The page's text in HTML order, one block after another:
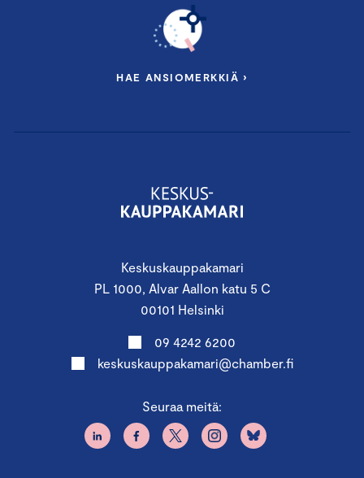
Keskuskauppakamari
PL 1000, Alvar Aallon katu 5 C
00101 Helsinki
09 4242 6200
keskuskauppakamari@chamber.fi
Seuraa meitä:
HAE ANSIOMERKKIÄ ›